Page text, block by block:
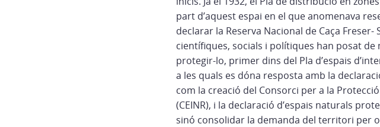
part d’aquest espai en el que anomenava
declarar la Reserva Nacional de Caça
científiques, socials i polítiques han posat de
protegir-lo, primer dins del Pla d’espais
a les quals es dóna resposta amb la
com la creació del Consorci per a la
(CEINR), i la declaració d’espais naturals
sinó consolidar la demanda del territori per